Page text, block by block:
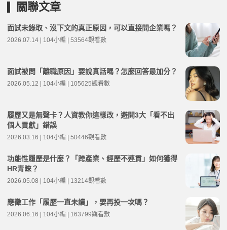
關聯文章
面試未錄取、沒下文的真正原因，可以直接問企業嗎？
2026.07.14 | 104小編 | 53564觀看數
面試被問「離職原因」要說真話嗎？怎麼回答最加分？
2026.05.12 | 104小編 | 105625觀看數
履歷又是無聲卡？人資教你這樣改，避開3大「看不出
個人貢獻」錯誤
2026.03.16 | 104小編 | 50446觀看數
功能性履歷是什麼？「跨產業、經歷不連貫」如何獲得
HR青睞？
2026.05.08 | 104小編 | 13214觀看數
應徵工作「履歷一直未讀」，要再投一次嗎？
2026.06.16 | 104小編 | 163799觀看數